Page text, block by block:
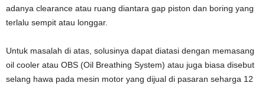
adanya clearance atau ruang diantara gap piston dan boring yang
terlalu sempit atau longgar.
Untuk masalah di atas, solusinya dapat diatasi dengan memasang
oil cooler atau OBS (Oil Breathing System) atau juga biasa disebut
selang hawa pada mesin motor yang dijual di pasaran seharga 12